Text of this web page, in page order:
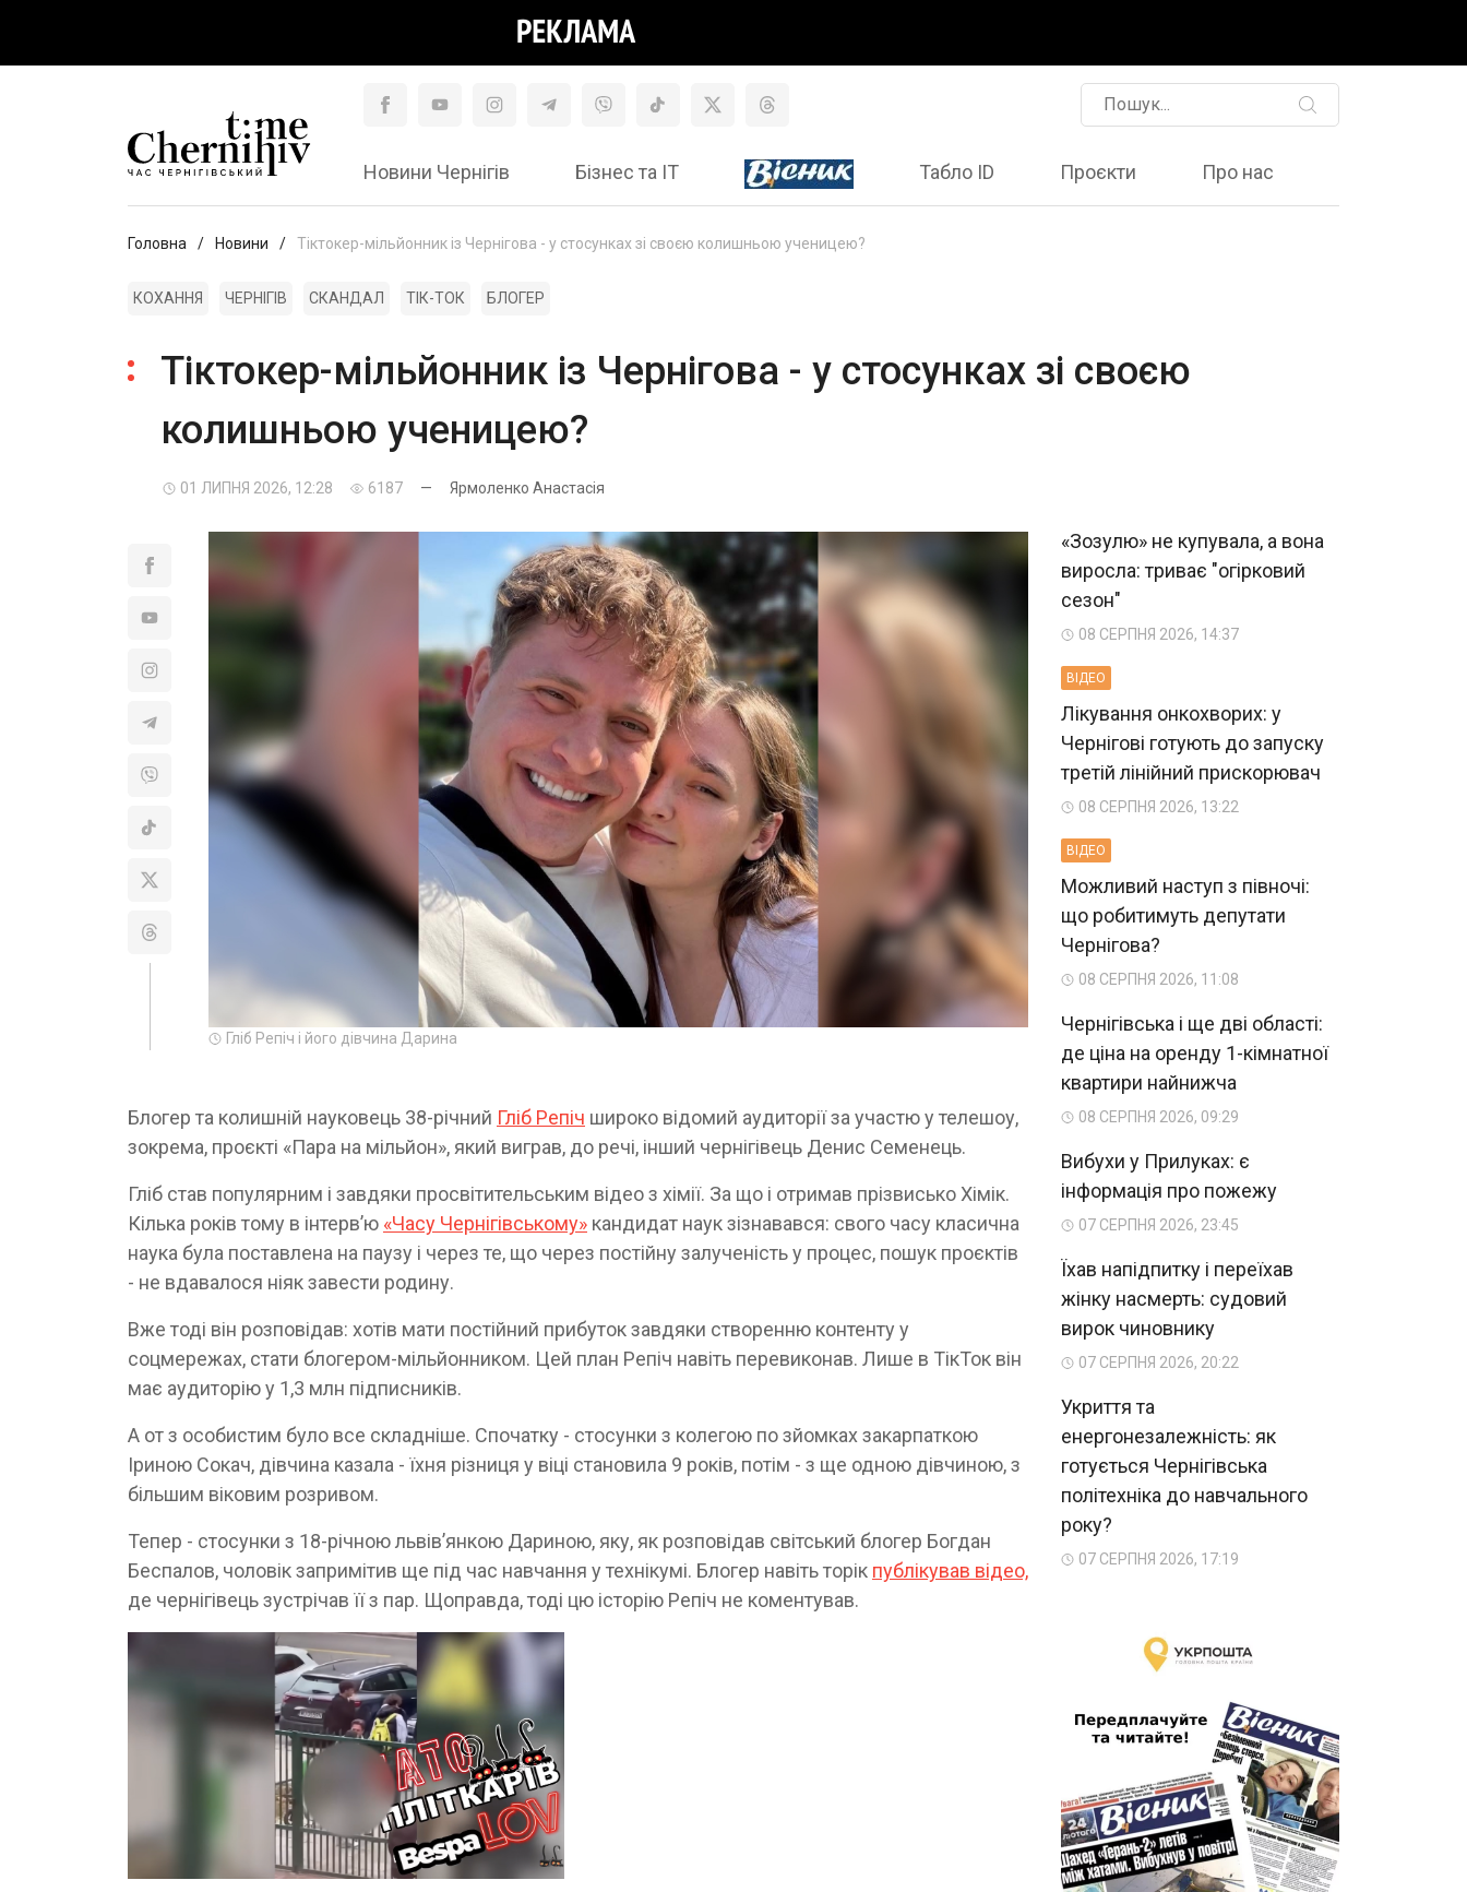
Новини Чернігів Бізнес та ІТ Табло ID Проєкти Про нас
Головна Новини Тіктокер-мільйонник із Чернігова - у стосунках зі своєю колишньою ученицею?
КОХАННЯ ЧЕРНІГІВ СКАНДАЛ ТІК-ТОК БЛОГЕР
Тіктокер-мільйонник із Чернігова - у стосунках зі своєю
колишньою ученицею?
01 ЛИПНЯ 2026, 12:28 6187 — Ярмоленко Анастасія
Гліб Репіч і його дівчина Дарина
Блогер та колишній науковець 38-річний Гліб Репіч широко відомий аудиторії за участю у телешоу,
зокрема, проєкті «Пара на мільйон», який виграв, до речі, інший чернігівець Денис Семенець.
Гліб став популярним і завдяки просвітительським відео з хімії. За що і отримав прізвисько Хімік.
Кілька років тому в інтерв’ю «Часу Чернігівському» кандидат наук зізнавався: свого часу класична
наука була поставлена на паузу і через те, що через постійну залученість у процес, пошук проєктів
- не вдавалося ніяк завести родину.
Вже тоді він розповідав: хотів мати постійний прибуток завдяки створенню контенту у
соцмережах, стати блогером-мільйонником. Цей план Репіч навіть перевиконав. Лише в ТікТок він
має аудиторію у 1,3 млн підписників.
А от з особистим було все складніше. Спочатку - стосунки з колегою по зйомках закарпаткою
Іриною Сокач, дівчина казала - їхня різниця у віці становила 9 років, потім - з ще одною дівчиною, з
більшим віковим розривом.
Тепер - стосунки з 18-річною львівʼянкою Дариною, яку, як розповідав світський блогер Богдан
Беспалов, чоловік запримітив ще під час навчання у технікумі. Блогер навіть торік публікував відео,
де чернігівець зустрічав її з пар. Щоправда, тоді цю історію Репіч не коментував.
«Зозулю» не купувала, а вона
виросла: триває "огірковий
сезон"
08 СЕРПНЯ 2026, 14:37
ВIДЕО
Лікування онкохворих: у
Чернігові готують до запуску
третій лінійний прискорювач
08 СЕРПНЯ 2026, 13:22
ВIДЕО
Можливий наступ з півночі:
що робитимуть депутати
Чернігова?
08 СЕРПНЯ 2026, 11:08
Чернігівська і ще дві області:
де ціна на оренду 1-кімнатної
квартири найнижча
08 СЕРПНЯ 2026, 09:29
Вибухи у Прилуках: є
інформація про пожежу
07 СЕРПНЯ 2026, 23:45
Їхав напідпитку і переїхав
жінку насмерть: судовий
вирок чиновнику
07 СЕРПНЯ 2026, 20:22
Укриття та
енергонезалежність: як
готується Чернігівська
політехніка до навчального
року?
07 СЕРПНЯ 2026, 17:19